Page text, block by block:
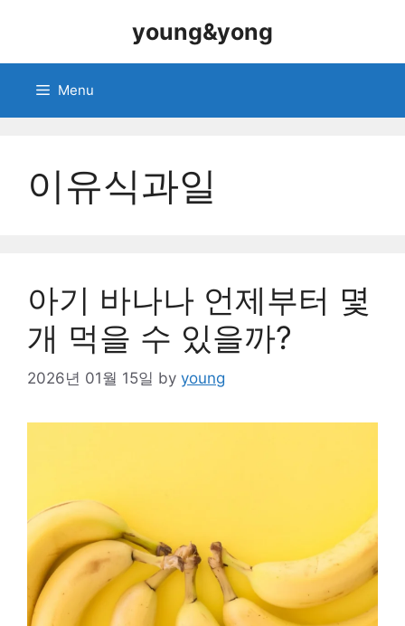
young&yong
Menu
이유식과일
아기 바나나 언제부터 몇
개 먹을 수 있을까?
2026년 01월 15일 by young